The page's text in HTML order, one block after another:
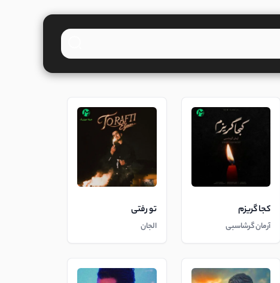
کجا گریزم
آرمان گرشاسبی
تو رفتی
الجان